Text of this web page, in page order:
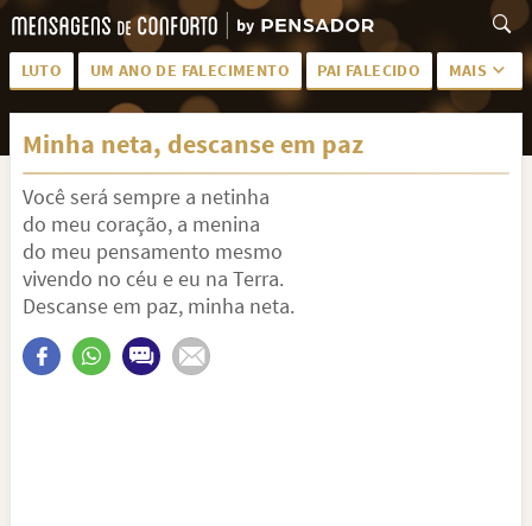
LUTO UM ANO DE FALECIMENTO PAI FALECIDO MAIS
LUTO PARA AMIGA PALAVRAS
SAUDADES DA MÃE
PÊSAMES PARA AMIGA
MEUS SENTIMENTOS
FRASES DE LUTO PARA AMIGO
Minha neta, descanse em paz
Você será sempre a netinha
do meu coração, a menina
do meu pensamento mesmo
vivendo no céu e eu na Terra.
Descanse em paz, minha neta.